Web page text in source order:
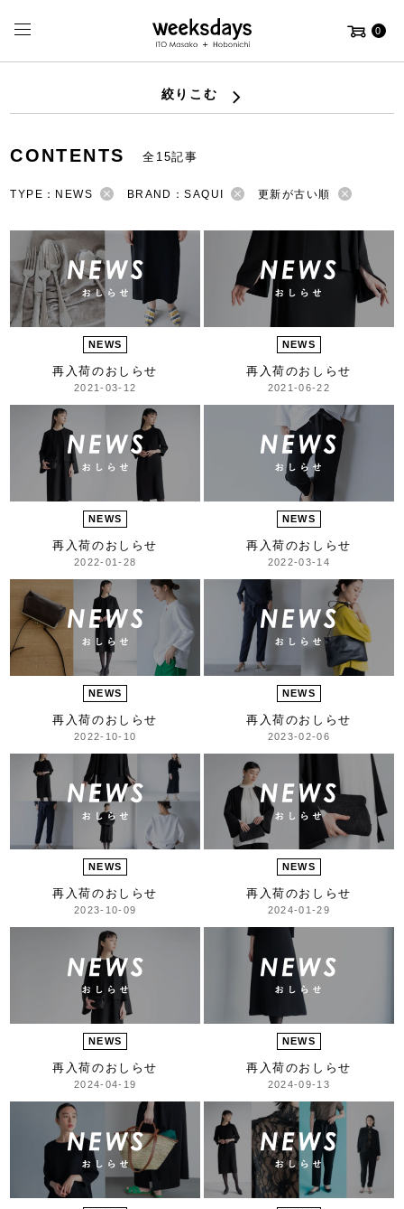
0
絞りこむ
CONTENTS 全15記事
TYPE：NEWS BRAND：SAQUI 更新が古い順
NEWS
再入荷のおしらせ
2021-03-12
NEWS
再入荷のおしらせ
2021-06-22
NEWS
再入荷のおしらせ
2022-01-28
NEWS
再入荷のおしらせ
2022-03-14
NEWS
再入荷のおしらせ
2022-10-10
NEWS
再入荷のおしらせ
2023-02-06
NEWS
再入荷のおしらせ
2023-10-09
NEWS
再入荷のおしらせ
2024-01-29
NEWS
再入荷のおしらせ
2024-04-19
NEWS
再入荷のおしらせ
2024-09-13